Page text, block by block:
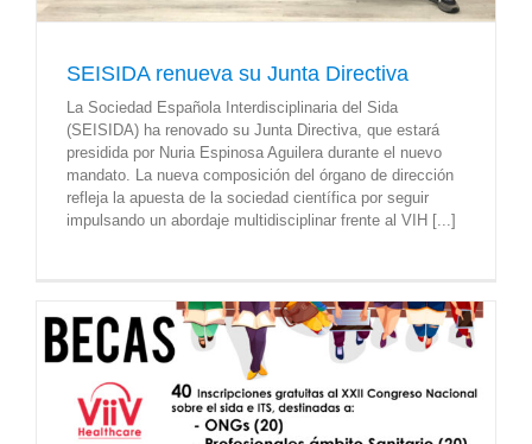
SEISIDA renueva su Junta Directiva
La Sociedad Española Interdisciplinaria del Sida
(SEISIDA) ha renovado su Junta Directiva, que estará
presidida por Nuria Espinosa Aguilera durante el nuevo
mandato. La nueva composición del órgano de dirección
refleja la apuesta de la sociedad científica por seguir
impulsando un abordaje multidisciplinar frente al VIH [...]